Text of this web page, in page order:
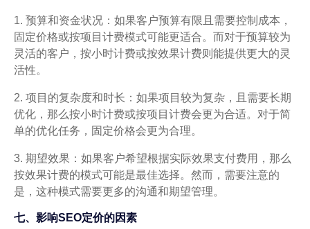
1. 预算和资金状况：如果客户预算有限且需要控制成本，
固定价格或按项目计费模式可能更适合。而对于预算较为
灵活的客户，按小时计费或按效果计费则能提供更大的灵
活性。
2. 项目的复杂度和时长：如果项目较为复杂，且需要长期
优化，那么按小时计费或按项目计费会更为合适。对于简
单的优化任务，固定价格会更为合理。
3. 期望效果：如果客户希望根据实际效果支付费用，那么
按效果计费的模式可能是最佳选择。然而，需要注意的
是，这种模式需要更多的沟通和期望管理。
七、影响SEO定价的因素